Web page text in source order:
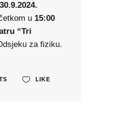
30.9.2024.
u 15:00
“Tri
za fiziku.
LIKE